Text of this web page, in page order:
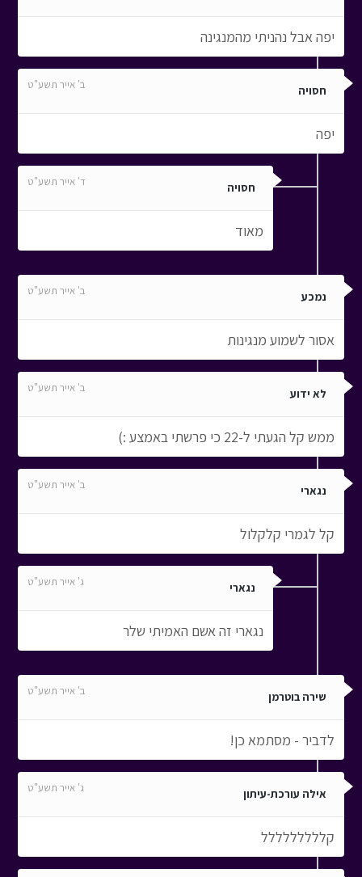
יפה אבל נהניתי מהמנגינה
חסויה ב' אייר תשע"ט
יפה
חסויה ד' אייר תשע"ט
מאוד
נמכע ב' אייר תשע"ט
אסור לשמוע מנגינות
לא ידוע ב' אייר תשע"ט
ממש קל הגעתי ל-22 כי פרשתי באמצע :)
נגארי ב' אייר תשע"ט
קל לגמרי קלקלול
נגארי ג' אייר תשע"ט
נגארי זה אשם האמיתי שלר
שירה בוטרמן ב' אייר תשע"ט
לדביר - מסתמא כן!
אילה עורכת-עיתון ג' אייר תשע"ט
קללללללללל